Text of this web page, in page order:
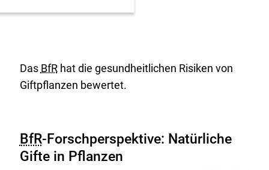
Das BfRhat die gesundheitlichen Risiken von
Giftpflanzen bewertet.
BfR-Forschperspektive: Natürliche
Gifte in Pflanzen